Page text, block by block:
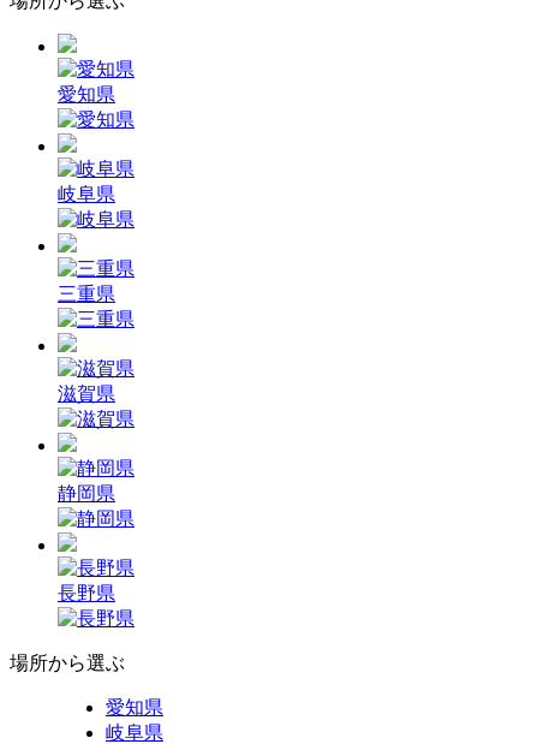
愛知県
岐阜県
三重県
滋賀県
静岡県
長野県
場所から選ぶ
愛知県
岐阜県